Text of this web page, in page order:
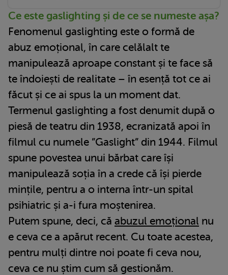
Ce este gaslighting și de ce se numeste așa?
Fenomenul gaslighting este o formă de
abuz emoțional, în care celălalt te
manipulează aproape constant și te face să
te îndoiești de realitate – în esență tot ce ai
făcut și ce ai spus la un moment dat.
Termenul gaslighting a fost denumit după o
piesă de teatru din 1938, ecranizată apoi în
filmul cu numele ”Gaslight” din 1944. Filmul
spune povestea unui bărbat care își
manipulează soția în a crede că își pierde
mințile, pentru a o interna într-un spital
psihiatric și a-i fura moștenirea.
Putem spune, deci, că abuzul emoțional nu
e ceva ce a apărut recent. Cu toate acestea,
pentru mulți dintre noi poate fi ceva nou,
ceva ce nu știm cum să gestionăm.